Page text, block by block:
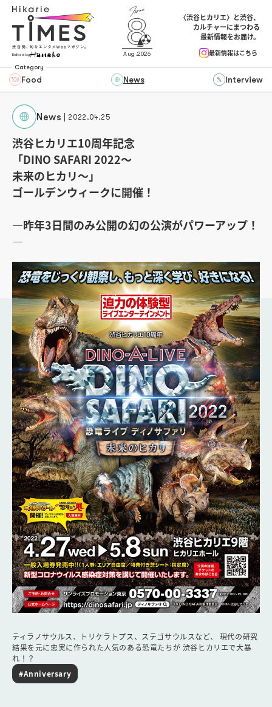
Edited by Aug.2026
〈渋谷ヒカリエ〉と渋谷、
カルチャーにまつわる
最新情報をお届け。
最新情報はこちら
Category
Food News Interview
News 2022.04.25
渋谷ヒカリエ10周年記念
「DINO SAFARI 2022～
未来のヒカリ～」
ゴールデンウィークに開催！
―昨年3日間のみ公開の幻の公演がパワーアップ！
―
ティラノサウルス、トリケラトプス、ステゴサウルスなど、 現代の研究
結果を元に忠実に作られた人気のある恐竜たちが 渋谷ヒカリエで大暴
れ！？
#Anniversary